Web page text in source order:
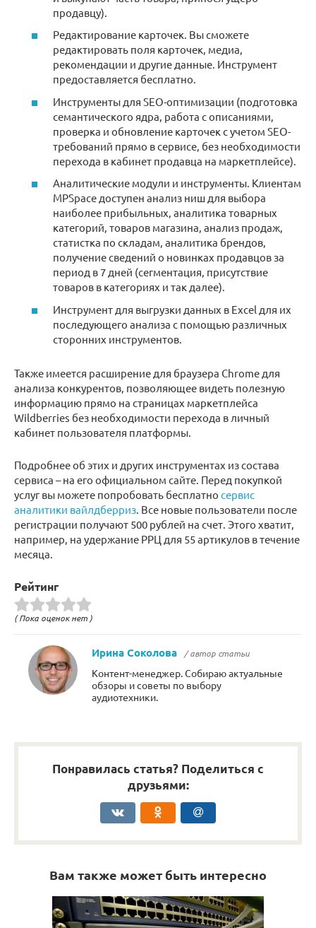
продавцу).
Редактирование карточек. Вы сможете
редактировать поля карточек, медиа,
рекомендации и другие данные. Инструмент
предоставляется бесплатно.
Инструменты для SEO-оптимизации (подготовка
семантического ядра, работа с описаниями,
проверка и обновление карточек с учетом SEO-
требований прямо в сервисе, без необходимости
перехода в кабинет продавца на маркетплейсе).
Аналитические модули и инструменты. Клиентам
MPSpace доступен анализ ниш для выбора
наиболее прибыльных, аналитика товарных
категорий, товаров магазина, анализ продаж,
статистка по складам, аналитика брендов,
получение сведений о новинках продавцов за
период в 7 дней (сегментация, присутствие
товаров в категориях и так далее).
Инструмент для выгрузки данных в Excel для их
последующего анализа с помощью различных
сторонних инструментов.
Также имеется расширение для браузера Chrome для
анализа конкурентов, позволяющее видеть полезную
информацию прямо на страницах маркетплейса
Wildberries без необходимости перехода в личный
кабинет пользователя платформы.
Подробнее об этих и других инструментах из состава
сервиса – на его официальном сайте. Перед покупкой
услуг вы можете попробовать бесплатно сервис
аналитики вайлдберриз . Все новые пользователи после
регистрации получают 500 рублей на счет. Этого хватит,
например, на удержание РРЦ для 55 артикулов в течение
месяца.
Рейтинг
( Пока оценок нет )
Ирина Соколова / автор статьи
Контент-менеджер. Собираю актуальные
обзоры и советы по выбору
аудиотехники.
Понравилась статья? Поделиться с
друзьями:
Вам также может быть интересно